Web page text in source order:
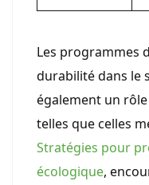
Les programmes
durabilité dans le
également un
telles que celles
Stratégies pour
écologique,